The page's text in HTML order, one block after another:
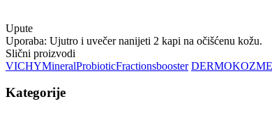
Upute
Uporaba: Ujutro i uvečer nanijeti 2 kapi na očišćenu kožu.
Slični proizvodi
VICHYMineralProbioticFractionsbooster
Kategorije